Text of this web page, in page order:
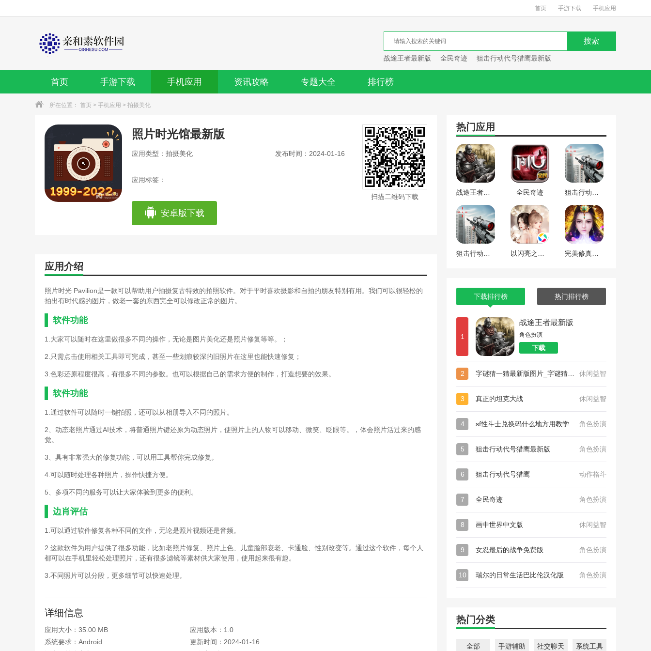
首页 手游下载 手机应用
战途王者最新版 全民奇迹 狙击行动代号猎鹰最新版
首页 手游下载 手机应用 资讯攻略 专题大全 排行榜
所在位置： 首页 > 手机应用 > 拍摄美化
照片时光馆最新版
应用类型：拍摄美化 发布时间：2024-01-16
应用标签：
安卓版下载
扫描二维码下载
应用介绍
照片时光 Pavilion是一款可以帮助用户拍摄复古特效的拍照软件。对于平时喜欢摄影和自拍的朋友特别有用。我们可以很轻松的
拍出有时代感的图片，做老一套的东西完全可以修改正常的图片。
软件功能
1.大家可以随时在这里做很多不同的操作，无论是图片美化还是照片修复等等。；
2.只需点击使用相关工具即可完成，甚至一些划痕较深的旧照片在这里也能快速修复；
3.色彩还原程度很高，有很多不同的参数。也可以根据自己的需求方便的制作，打造想要的效果。
软件功能
1.通过软件可以随时一键拍照，还可以从相册导入不同的照片。
2、动态老照片通过AI技术，将普通照片键还原为动态照片，使照片上的人物可以移动、微笑、眨眼等。，体会照片活过来的感
觉。
3、具有非常强大的修复功能，可以用工具帮你完成修复。
4.可以随时处理各种照片，操作快捷方便。
5、多项不同的服务可以让大家体验到更多的便利。
边肖评估
1.可以通过软件修复各种不同的文件，无论是照片视频还是音频。
2.这款软件为用户提供了很多功能，比如老照片修复、照片上色、儿童脸部衰老、卡通脸、性别改变等。通过这个软件，每个人
都可以在手机里轻松处理照片，还有很多滤镜等素材供大家使用，使用起来很有趣。
3.不同照片可以分段，更多细节可以快速处理。
详细信息
应用大小：35.00 MB
应用版本：1.0
系统要求：Android
更新时间：2024-01-16
热门应用
全民奇迹
下载排行榜 热门排行榜
1
战途王者最新版
角色扮演
下载
2 休闲益智
3 真正的坦克大战 休闲益智
4 角色扮演
5 狙击行动代号猎鹰最新版 角色扮演
6 狙击行动代号猎鹰 动作格斗
7 全民奇迹 角色扮演
8 画中世界中文版 休闲益智
9 女忍最后的战争免费版 角色扮演
10 瑞尔的日常生活巴比伦汉化版 角色扮演
热门分类
全部 手游辅助 社交聊天 系统工具